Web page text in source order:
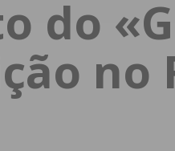
do
no